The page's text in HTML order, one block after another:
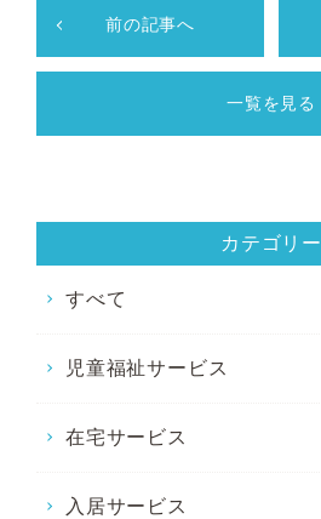
前の記事へ
一覧を見る
カテゴリー
すべて
児童福祉サービス
在宅サービス
入居サービス